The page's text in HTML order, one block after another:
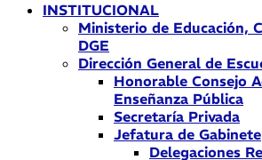
INSTITUCIONAL
Ministerio de Educación,
DGE
Dirección General de
Honorable Consejo
Enseñanza Pública
Secretaría Privada
Jefatura de Gabinete
Delegaciones